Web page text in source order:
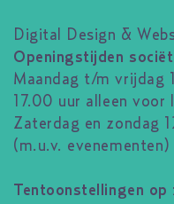
Digital Design &
Openingstijden
Maandag t/m
17.00 uur alleen voor
Zaterdag en zondag
(m.u.v. evenementen)
Tentoonstellingen op